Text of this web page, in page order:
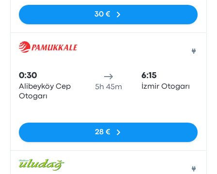
30 €
0:30
Alibeyköy Cep
Otogarı
5h 45m
6:15
İzmir Otogarı
28 €